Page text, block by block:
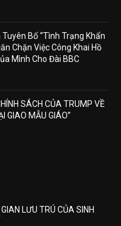
Bố “Tình Trạng Khẩn
Chặn Việc Công Khai Hồ
Mình Cho Đài BBC
SÁCH CỦA TRUMP VỀ
GIAO MẪU GIÁO”
LƯU TRÚ CỦA SINH